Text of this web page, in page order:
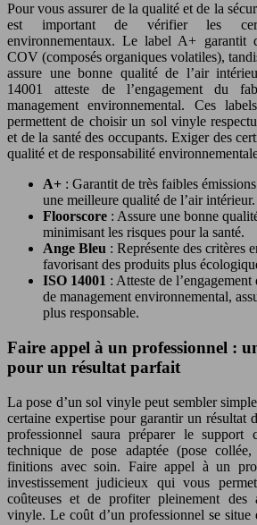
Pour vous assurer de la qualité et de la
est important de vérifier les
environnementaux. Le label A+ garantit
COV (composés organiques volatiles),
assure une bonne qualité de l’air
14001 atteste de l’engagement du
management environnemental. Ces
permettent de choisir un sol vinyle
et de la santé des occupants. Exiger des
qualité et de responsabilité
A+ : Garantit de très faibles
une meilleure qualité de l’air intérieur.
Floorscore : Assure une bonne
minimisant les risques pour la santé.
Ange Bleu : Représente des critères
favorisant des produits plus
ISO 14001 : Atteste de
de management environnemental,
plus responsable.
Faire appel à un professionnel :
pour un résultat parfait
La pose d’un sol vinyle peut sembler
certaine expertise pour garantir un résultat
professionnel saura préparer le support
technique de pose adaptée (pose
finitions avec soin. Faire appel à un
investissement judicieux qui vous
coûteuses et de profiter pleinement des
vinyle. Le coût d’un professionnel se situe